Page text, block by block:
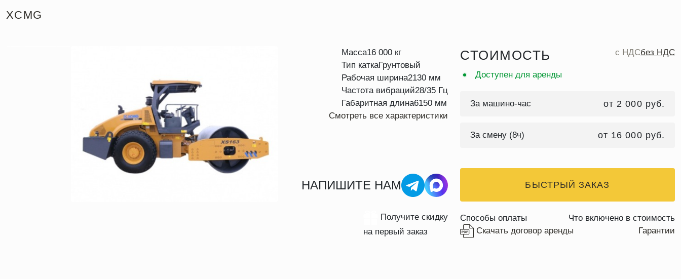
XCMG
СТОИМОСТЬ c НДСбез НДС
Доступен для аренды
За машино-час от 2 000 руб.
За смену (8ч) от 16 000 руб.
БЫСТРЫЙ ЗАКАЗ
Способы оплаты
Что включено в стоимость
Скачать договор аренды
Гарантии
Масса16 000 кг
Тип каткаГрунтовый
Рабочая ширина2130 мм
Частота вибраций28/35 Гц
Габаритная длина6150 мм
Смотреть все характеристики
НАПИШИТЕ НАМ
Получите скидку
на первый заказ